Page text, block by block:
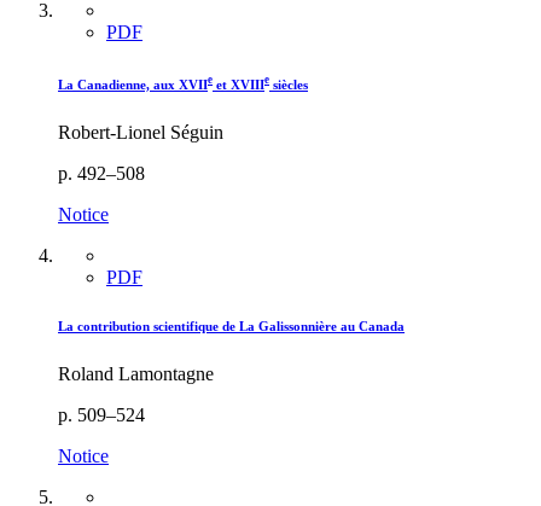
PDF
La Canadienne, aux XVIIe et XVIIIe siècles
Robert-Lionel Séguin
p. 492–508
Notice
PDF
La contribution scientifique de La Galissonnière au Canada
Roland Lamontagne
p. 509–524
Notice